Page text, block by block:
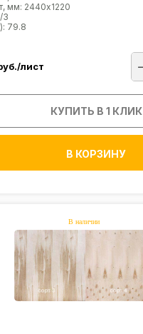
мм: 2440х1220
3
79.8
лист
КУПИТЬ В 1 КЛИК
В КОРЗИНУ